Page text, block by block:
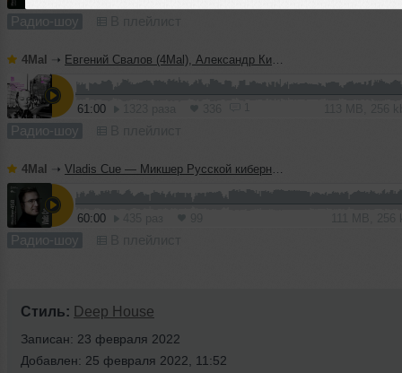
Радио-шоу
4Mal ➝ Евгений Свалов (4Mal), Александр Киреев — Русская кибернетика 724 (08.07.2026)
61:00
Радио-шоу
4Mal ➝ Vladis Cue — Микшер Русской кибернетики 458 с Евгением Сваловым (4Mal) и Александром Киреевым (08.07.2026)
60:00
Радио-шоу
Стиль: Deep House
Записан: 23 февраля 2022
Добавлен: 25 февраля 2022, 11:52